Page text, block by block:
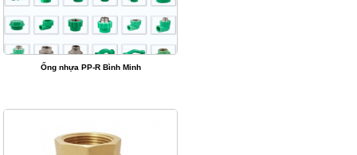
Ống nhựa PP-R Bình Minh